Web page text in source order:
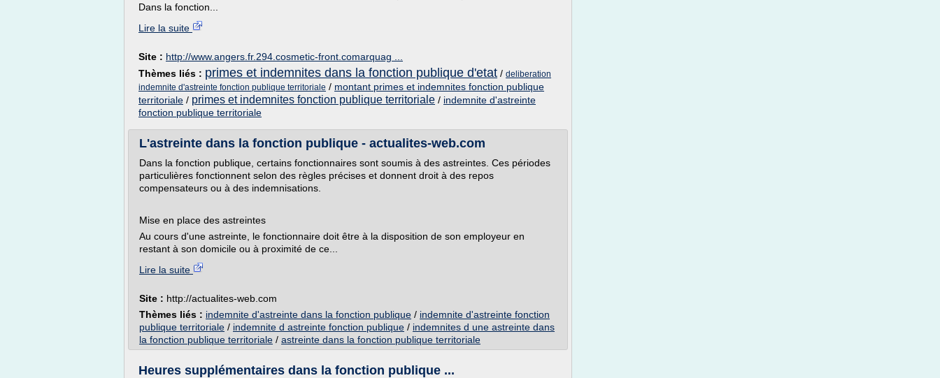
Dans la fonction...
Lire la suite
Site : http://www.angers.fr.294.cosmetic-front.comarquag ...
Thèmes liés : primes et indemnites dans la fonction publique d'etat / deliberation
indemnite d'astreinte fonction publique territoriale / montant primes et indemnites fonction publique
territoriale / primes et indemnites fonction publique territoriale / indemnite d'astreinte
fonction publique territoriale
L'astreinte dans la fonction publique - actualites-web.com
Dans la fonction publique, certains fonctionnaires sont soumis à des astreintes. Ces périodes
particulières fonctionnent selon des règles précises et donnent droit à des repos
compensateurs ou à des indemnisations.
Mise en place des astreintes
Au cours d'une astreinte, le fonctionnaire doit être à la disposition de son employeur en
restant à son domicile ou à proximité de ce...
Lire la suite
Site : http://actualites-web.com
Thèmes liés : indemnite d'astreinte dans la fonction publique / indemnite d'astreinte fonction
publique territoriale / indemnite d astreinte fonction publique / indemnites d une astreinte dans
la fonction publique territoriale / astreinte dans la fonction publique territoriale
Heures supplémentaires dans la fonction publique ...